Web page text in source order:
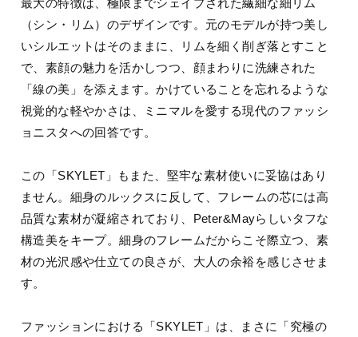
（シン・リム）のデザインです。元のモデルが持つ美し
いシルエットはそのままに、リムを細く削ぎ落とすこと
で、素顔の魅力を活かしつつ、顔まわりに洗練された
「線の美」を添えます。かけていることを忘れるような
視覚的な軽やかさは、ミニマルを愛する現代のファッシ
ョニスタへの回答です。
この「SKYLET」もまた、堅牢な素材使いに妥協はあり
ません。細身のルックスに反して、フレームの芯には高
品質な素材が凝縮されており、Peter&Mayらしいタフな
構造美をキープ。細身のフレームだからこそ際立つ、素
材の光沢感や仕立ての良さが、大人の余裕を感じさせま
す。
ファッションにおける「SKYLET」は、まさに「究極の